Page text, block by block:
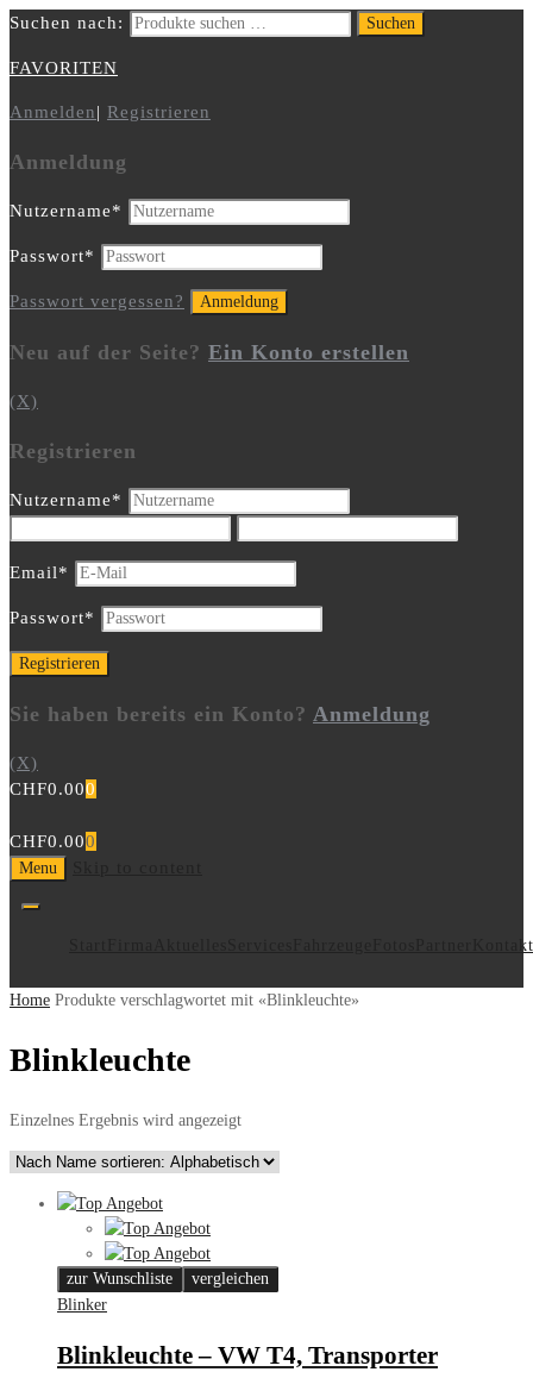
Suchen nach: Suchen
FAVORITEN
Anmelden| Registrieren
Anmeldung
Nutzername*
Passwort*
Passwort vergessen?
Neu auf der Seite? Ein Konto erstellen
(X)
Registrieren
Nutzername*
Email*
Passwort*
Sie haben bereits ein Konto? Anmeldung
(X)
CHF0.000
CHF0.000
Menu
Kontakt
Home Produkte verschlagwortet mit «Blinkleuchte»
Blinkleuchte
Einzelnes Ergebnis wird angezeigt
zur Wunschliste
vergleichen
Blinker
Blinkleuchte – VW T4, Transporter